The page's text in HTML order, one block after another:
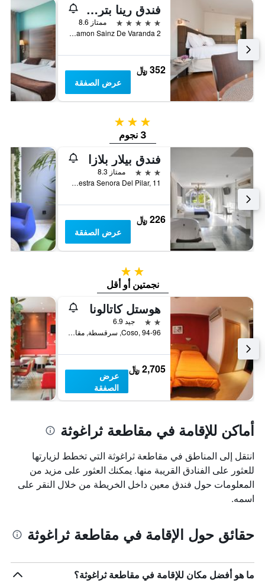
فندق رينا بترونيلا
5 نجوم
ممتاز 8.6
Avenida Alcalde Ramon Sainz De Varanda 2, سرقسطة, مقاطعة ثراغوثة, أسبانيا
352 ﷼
عرض الصفقة
3 نجوم
3 نجوم
فندق بيلار بلازا
3 نجوم
ممتاز 8.3
Plaza Nuestra Senora Del Pilar, 11, سرقسطة, مقاطعة ثراغوثة, أسبانيا
226 ﷼
عرض الصفقة
2 نجمتين
نجمتين أو أقل
هوستل كاتالونا
2 نجمتين
جيد 6.9
Coso, 94-96, سرقسطة, مقاطعة ثراغوثة, أسبانيا
2,705 ﷼
عرض
الصفقة
أماكن للإقامة في مقاطعة ثراغوثة
انتقل إلى المناطق في مقاطعة ثراغوثة التي تخطط لزيارتها
للعثور على الفنادق القريبة منها. يمكنك العثور على مزيد من
المعلومات حول فندق معين داخل الخريطة من خلال النقر على
اسمه.
حقائق حول الإقامة في مقاطعة ثراغوثة
ما هو أفضل مكان للإقامة في مقاطعة ثراغوثة؟